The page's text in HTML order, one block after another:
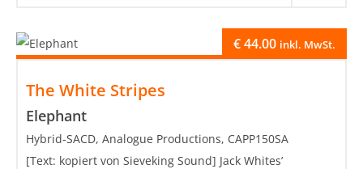
The White Stripes
Elephant
€44.00 inkl. MwSt.
Hybrid-SACD, Analogue Productions, CAPP150SA
[Text: kopiert von Sieveking Sound] Jack Whites’